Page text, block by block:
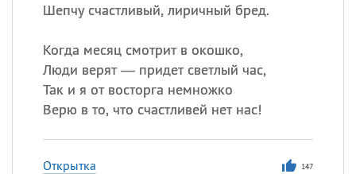
Шепчу счастливый, лиричный бред.
Когда месяц смотрит в окошко,
Люди верят — придет светлый час,
Так и я от восторга немножко
Верю в то, что счастливей нет нас!
Открытка 147